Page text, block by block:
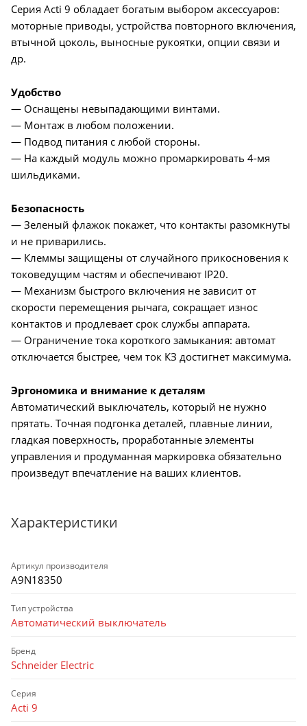
Серия Acti 9 обладает богатым выбором аксессуаров:
моторные приводы, устройства повторного включения,
втычной цоколь, выносные рукоятки, опции связи и
др.
Удобство
— Оснащены невыпадающими винтами.
— Монтаж в любом положении.
— Подвод питания с любой стороны.
— На каждый модуль можно промаркировать 4-мя
шильдиками.
Безопасность
— Зеленый флажок покажет, что контакты разомкнуты
и не приварились.
— Клеммы защищены от случайного прикосновения к
токоведущим частям и обеспечивают IP20.
— Механизм быстрого включения не зависит от
скорости перемещения рычага, сокращает износ
контактов и продлевает срок службы аппарата.
— Ограничение тока короткого замыкания: автомат
отключается быстрее, чем ток КЗ достигнет максимума.
Эргономика и внимание к деталям
Автоматический выключатель, который не нужно
прятать. Точная подгонка деталей, плавные линии,
гладкая поверхность, проработанные элементы
управления и продуманная маркировка обязательно
произведут впечатление на ваших клиентов.
Характеристики
Артикул производителя
A9N18350
Тип устройства
Автоматический выключатель
Бренд
Schneider Electric
Серия
Acti 9